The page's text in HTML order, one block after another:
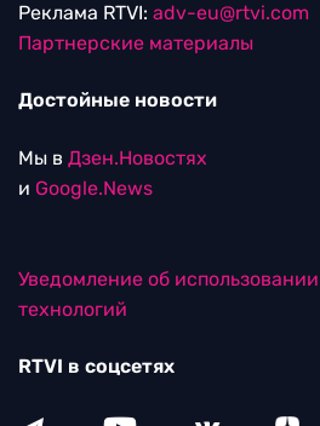
Реклама RTVI: adv-eu@rtvi.com
Партнерские материалы
Достойные новости
Мы в Дзен.Новостях
и Google.News
Уведомление об
технологий
RTVI в соцсетях